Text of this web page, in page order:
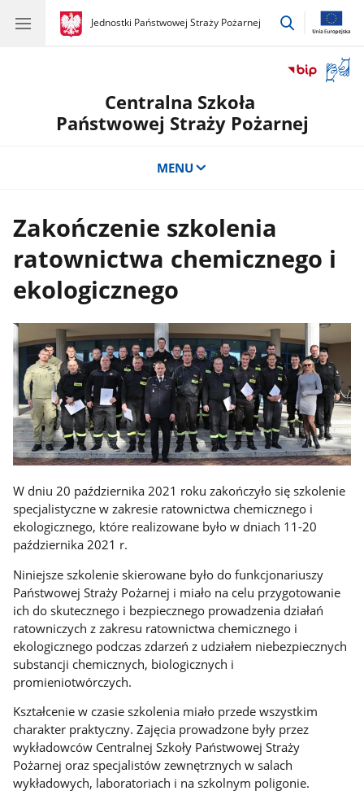
gov.pl
Jednostki Państwowej Straży Pożarnej
gov.pl
Jednostki
przejdź
okno
Centralna Szkoła
Państwowej Straży Pożarnej
MENU
Zakończenie szkolenia
ratownictwa chemicznego i
ekologicznego
W dniu 20 października 2021 roku zakończyło się szkolenie
specjalistyczne w zakresie ratownictwa chemicznego i
ekologicznego, które realizowane było w dniach 11-20
października 2021 r.
Niniejsze szkolenie skierowane było do funkcjonariuszy
Państwowej Straży Pożarnej i miało na celu przygotowanie
ich do skutecznego i bezpiecznego prowadzenia działań
ratowniczych z zakresu ratownictwa chemicznego i
ekologicznego podczas zdarzeń z udziałem niebezpiecznych
substancji chemicznych, biologicznych i
promieniotwórczych.
Kształcenie w czasie szkolenia miało przede wszystkim
charakter praktyczny. Zajęcia prowadzone były przez
wykładowców Centralnej Szkoły Państwowej Straży
Pożarnej oraz specjalistów zewnętrznych w salach
wykładowych, laboratoriach i na szkolnym poligonie.